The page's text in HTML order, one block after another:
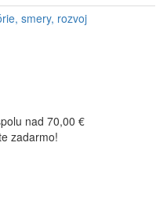
smery, rozvoj
nad 70,00 €
zadarmo!